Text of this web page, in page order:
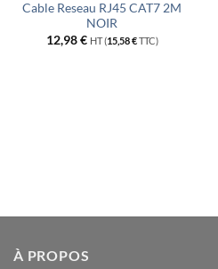
Cable Reseau RJ45 CAT7 2M
NOIR
12,98€ HT (15,58€TTC)
À PROPOS